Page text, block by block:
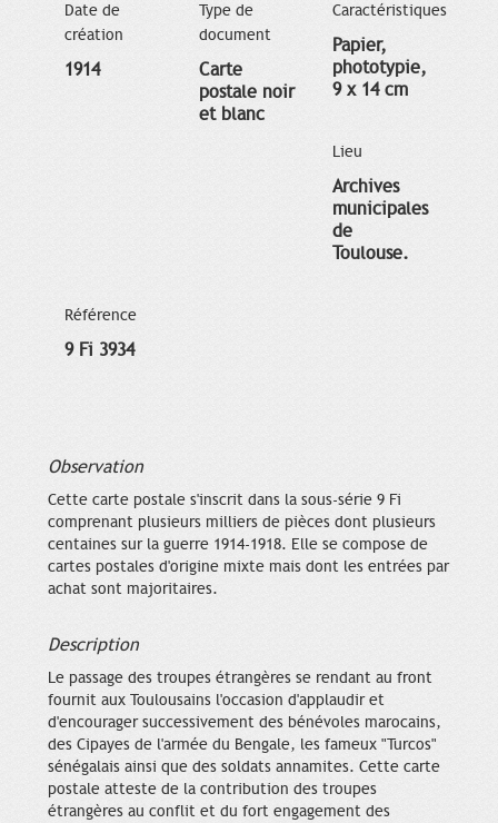
Date de
création
1914
Type de
document
Carte
postale noir
et blanc
Caractéristiques
Papier,
phototypie,
9 x 14 cm
Lieu
Archives
municipales
de
Toulouse.
Référence
9 Fi 3934
Observation
Cette carte postale s'inscrit dans la sous-série 9 Fi
comprenant plusieurs milliers de pièces dont plusieurs
centaines sur la guerre 1914-1918. Elle se compose de
cartes postales d'origine mixte mais dont les entrées par
achat sont majoritaires.
Description
Le passage des troupes étrangères se rendant au front
fournit aux Toulousains l'occasion d'applaudir et
d'encourager successivement des bénévoles marocains,
des Cipayes de l'armée du Bengale, les fameux "Turcos"
sénégalais ainsi que des soldats annamites. Cette carte
postale atteste de la contribution des troupes
étrangères au conflit et du fort engagement des